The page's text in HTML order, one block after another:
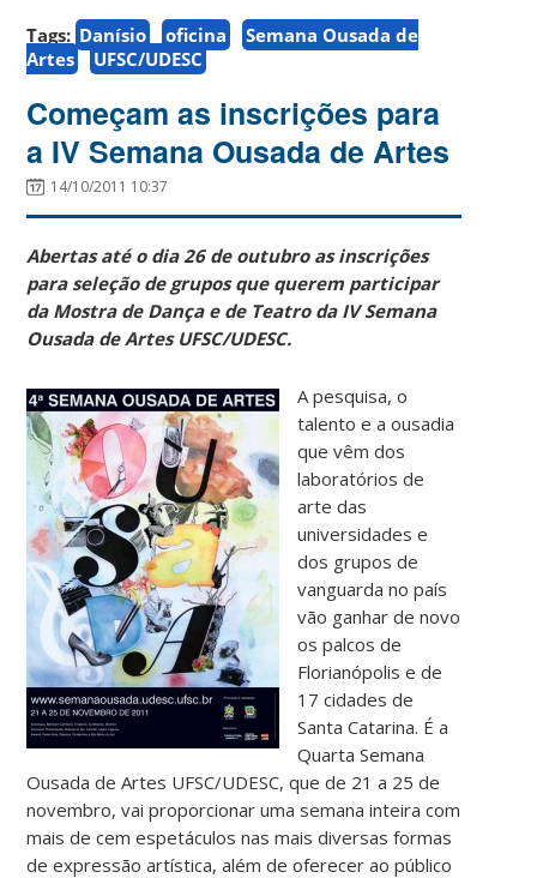
Tags: Danísio oficina
Semana Ousada de
Artes
UFSC/UDESC
Começam as inscrições para
a IV Semana Ousada de Artes
14/10/2011 10:37
Abertas até o dia 26 de outubro as inscrições
para seleção de grupos que querem participar
da Mostra de Dança e de Teatro da IV Semana
Ousada de Artes UFSC/UDESC.
A pesquisa, o
talento e a ousadia
que vêm dos
laboratórios de
arte das
universidades e
dos grupos de
vanguarda no país
vão ganhar de novo
os palcos de
Florianópolis e de
17 cidades de
Santa Catarina. É a
Quarta Semana
Ousada de Artes UFSC/UDESC, que de 21 a 25 de
novembro, vai proporcionar uma semana inteira com
mais de cem espetáculos nas mais diversas formas
de expressão artística, além de oferecer ao público